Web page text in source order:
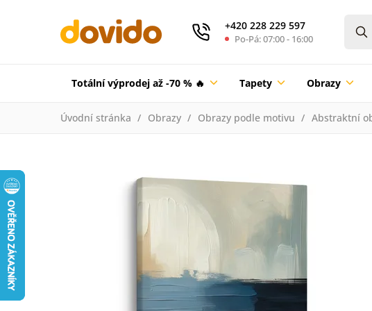
+420 228 229 597
Po-Pá: 07:00 - 16:00
Totální výprodej až -70 % 🔥 Tapety Obrazy
Úvodní stránka Obrazy Obrazy podle motivu Abstraktní